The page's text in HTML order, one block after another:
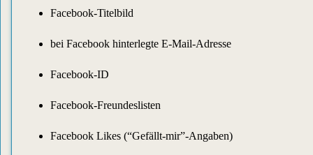
Facebook-Titelbild
bei Facebook hinterlegte E-Mail-Adresse
Facebook-ID
Facebook-Freundeslisten
Facebook Likes (“Gefällt-mir”-Angaben)